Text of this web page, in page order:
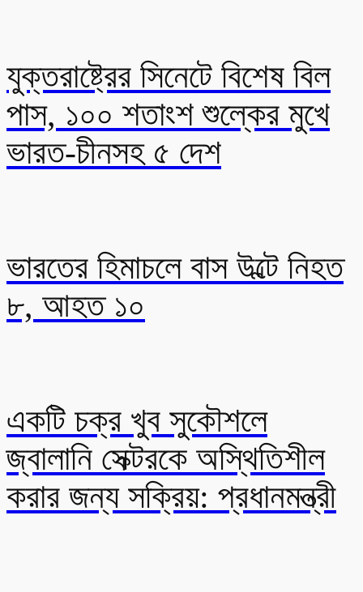
যুক্তরাষ্ট্রের সিনেটে বিশেষ বিল
পাস, ১০০ শতাংশ শুল্কের মুখে
ভারত-চীনসহ ৫ দেশ
ভারতের হিমাচলে বাস উল্টে নিহত
৮, আহত ১০
একটি চক্র খুব সুকৌশলে
জ্বালানি সেক্টরকে অস্থিতিশীল
করার জন্য সক্রিয়: প্রধানমন্ত্রী